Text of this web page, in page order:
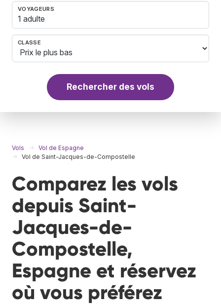
VOYAGEURS
1 adulte
CLASSE
Rechercher des vols
Vols
Vol de Espagne
Vol de Saint-Jacques-de-Compostelle
Comparez les vols
depuis Saint-
Jacques-de-
Compostelle,
Espagne et réservez
où vous préférez